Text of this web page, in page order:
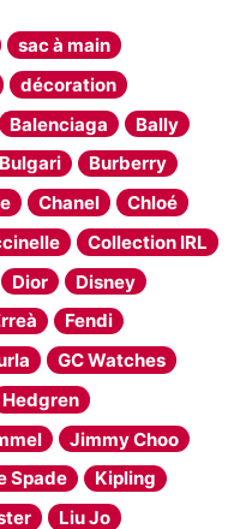
sac à main
décoration
Balenciaga
Bally
Bulgari
Burberry
Chanel
Chloé
Collection IRL
Dior
Disney
Fendi
GC Watches
Hedgren
Jimmy Choo
Spade
Kipling
Liu Jo